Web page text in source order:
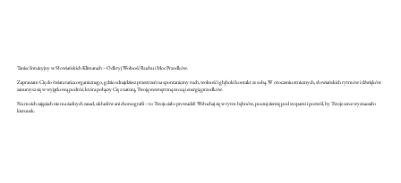
Taniec Intuicyjny w Słowiańskich Klimatach – Odkryj Wolność Ruchu i Moc Przodków.
Zapraszam Cię do świata tańca organicznego, gdzie odnajdziesz przestrzeń na spontaniczny ruch, wolność i głęboki kontakt ze sobą. W otoczeniu etnicznych, słowiańskich rytmów i dźwięków
zanurzysz się w wyjątkową podróż, która połączy Cię z naturą, Twoją wewnętrzną mocą i energią przodków.
Na moich zajęciach nie ma żadnych zasad, układów ani choreografii – to Twoje ciało prowadzi! Wsłuchaj się w rytm bębnów, poczuj ziemię pod stopami i pozwól, by Twoje serce wyznaczało
kierunek.